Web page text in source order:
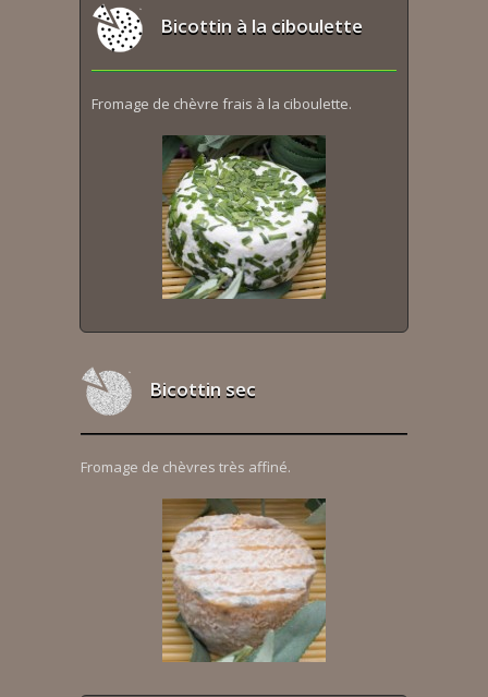
Bicottin à la ciboulette
Fromage de chèvre frais à la ciboulette.
Bicottin sec
Fromage de chèvres très affiné.